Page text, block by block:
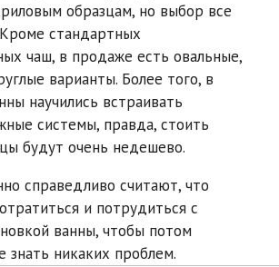
образцам, но выбор все
стандартных
чаш, в продаже есть овальные,
варианты. Более того, в
научились встраивать
системы, правда, стоить
будут очень недешево.
справедливо считают, что
и потрудиться с
ванны, чтобы потом
знать никаких проблем.